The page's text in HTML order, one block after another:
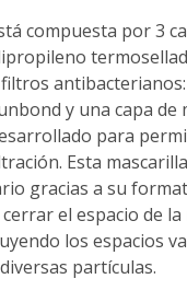
compuesta por 3
y una capa de
para
Esta
gracias a su
el espacio de la
los espacios
partículas.